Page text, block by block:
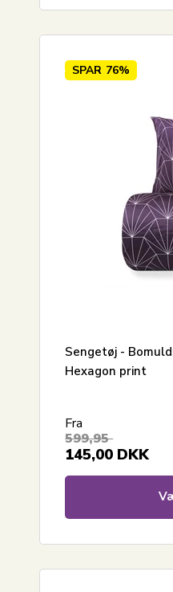
SPAR 76%
Sengetøj -
Hexagon print
Fra
599,95
145,00 DKK